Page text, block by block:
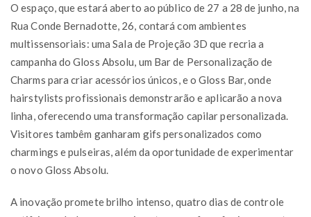
O espaço, que estará aberto ao público de 27 a 28 de junho, na
Rua Conde Bernadotte, 26, contará com ambientes
multissensoriais: uma Sala de Projeção 3D que recria a
campanha do Gloss Absolu, um Bar de Personalização de
Charms para criar acessórios únicos, e o Gloss Bar, onde
hairstylists profissionais demonstrarão e aplicarão a nova
linha, oferecendo uma transformação capilar personalizada.
Visitores tambêm ganharam gifs personalizados como
charmings e pulseiras, além da oportunidade de experimentar
o novo Gloss Absolu.
A inovação promete brilho intenso, quatro dias de controle